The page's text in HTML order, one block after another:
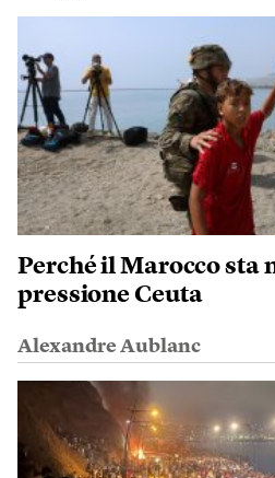
Perché il Marocco sta
pressione Ceuta
Alexandre Aublanc